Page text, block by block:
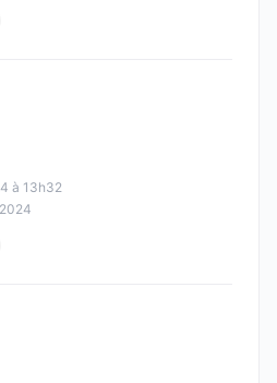
5
à 13h32
5